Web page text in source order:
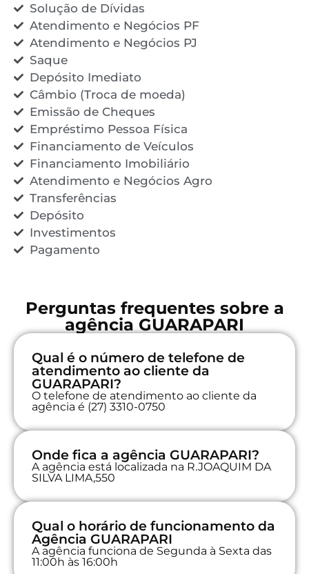
Solução de Dívidas
Atendimento e Negócios PF
Atendimento e Negócios PJ
Saque
Depósito Imediato
Câmbio (Troca de moeda)
Emissão de Cheques
Empréstimo Pessoa Física
Financiamento de Veículos
Financiamento Imobiliário
Atendimento e Negócios Agro
Transferências
Depósito
Investimentos
Pagamento
Perguntas frequentes sobre a
agência GUARAPARI
Qual é o número de telefone de
atendimento ao cliente da
GUARAPARI?
O telefone de atendimento ao cliente da
agência é (27) 3310-0750
Onde fica a agência GUARAPARI?
A agência está localizada na R.JOAQUIM DA
SILVA LIMA,550
Qual o horário de funcionamento da
Agência GUARAPARI
A agência funciona de Segunda à Sexta das
11:00h às 16:00h